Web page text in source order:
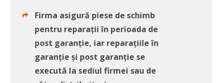
Firma asigură piese de schimb
pentru reparații în perioada de
post garanție, iar reparațiile în
garanție și post garanție se
execută la sediul firmei sau de